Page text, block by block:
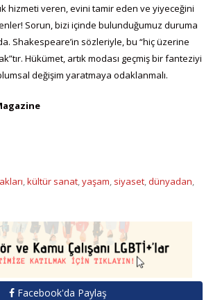
hizmeti veren, evini tamir eden ve yiyeceğini
Sorun, bizi içinde bulunduğumuz duruma
Shakespeare’in sözleriyle, bu “hiç üzerine
Hükümet, artık modası geçmiş bir fanteziyi
değişim yaratmaya odaklanmalı.
,kültür sanat,yaşam, siyaset,dünyadan,
Facebook'da Paylaş